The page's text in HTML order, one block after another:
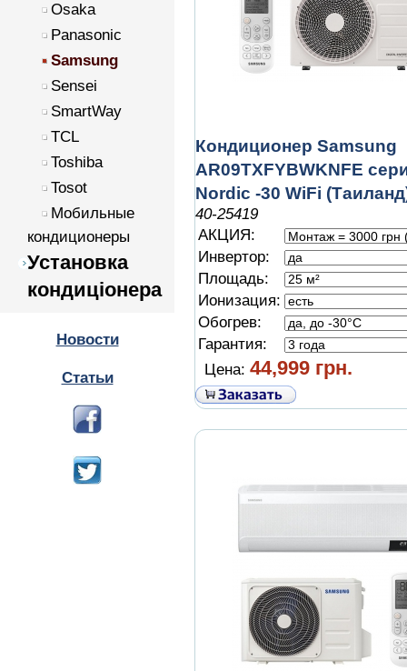
Osaka
Panasonic
Samsung
Sensei
SmartWay
TCL
Toshiba
Tosot
Мобильные
кондиционеры
Установка
кондиціонера
Новости
Статьи
Кондиционер Samsung
AR09TXFYBWKNFE
Nordic -30 WiFi
40-25419
АКЦИЯ:
Инвертор:
Площадь:
Ионизация:
Обогрев:
Гарантия:
Цена: 44,999 грн.